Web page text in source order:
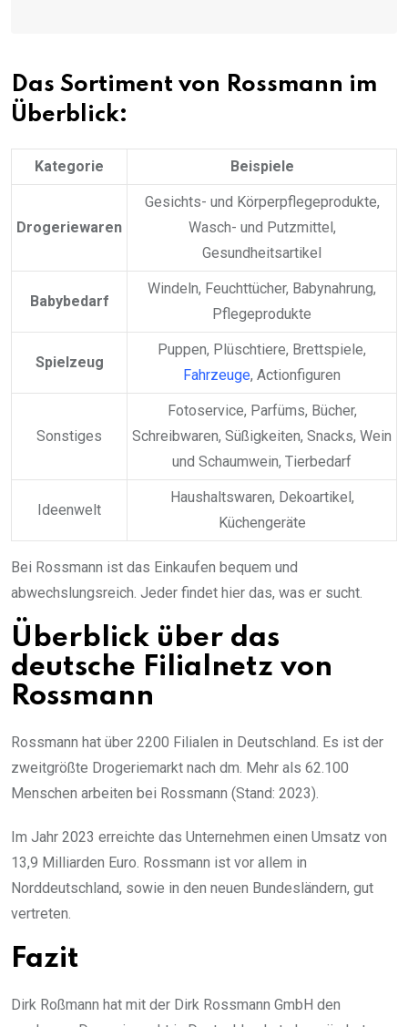
Das Sortiment von Rossmann im
Überblick:
Kategorie Beispiele
Drogeriewaren
Gesichts- und Körperpflegeprodukte,
Wasch- und Putzmittel,
Gesundheitsartikel
Babybedarf
Windeln, Feuchttücher, Babynahrung,
Pflegeprodukte
Spielzeug
Puppen, Plüschtiere, Brettspiele,
Fahrzeuge, Actionfiguren
Sonstiges
Fotoservice, Parfüms, Bücher,
Schreibwaren, Süßigkeiten, Snacks, Wein
und Schaumwein, Tierbedarf
Ideenwelt
Haushaltswaren, Dekoartikel,
Küchengeräte
Bei Rossmann ist das Einkaufen bequem und
abwechslungsreich. Jeder findet hier das, was er sucht.
Überblick über das
deutsche Filialnetz von
Rossmann
Rossmann hat über 2200 Filialen in Deutschland. Es ist der
zweitgrößte Drogeriemarkt nach dm. Mehr als 62.100
Menschen arbeiten bei Rossmann (Stand: 2023).
Im Jahr 2023 erreichte das Unternehmen einen Umsatz von
13,9 Milliarden Euro. Rossmann ist vor allem in
Norddeutschland, sowie in den neuen Bundesländern, gut
vertreten.
Fazit
Dirk Roßmann hat mit der Dirk Rossmann GmbH den